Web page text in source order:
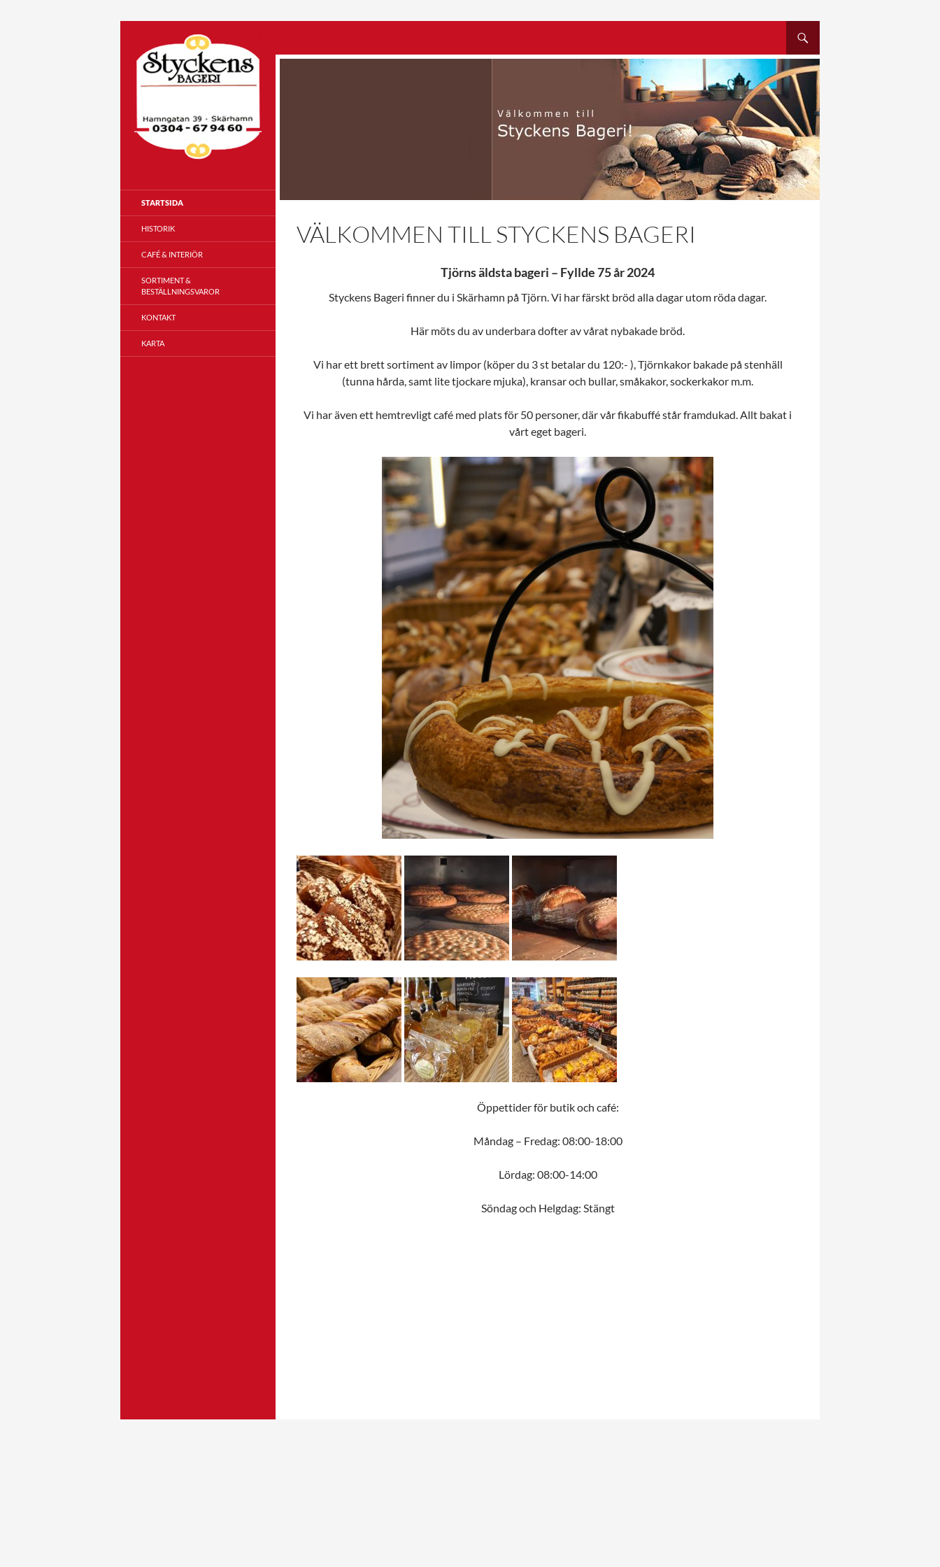
VÄLKOMMEN TILL STYCKENS BAGERI
Tjörns äldsta bageri – Fyllde 75 år 2024
Styckens Bageri finner du i Skärhamn på Tjörn. Vi har färskt bröd alla dagar utom röda dagar.
Här möts du av underbara dofter av vårat nybakade bröd.
Vi har ett brett sortiment av limpor (köper du 3 st betalar du 120:- ), Tjörnkakor bakade på stenhäll
(tunna hårda, samt lite tjockare mjuka), kransar och bullar, småkakor, sockerkakor m.m.
Vi har även ett hemtrevligt café med plats för 50 personer, där vår fikabuffé står framdukad. Allt bakat i
vårt eget bageri.
Öppettider för butik och café:
Måndag – Fredag: 08:00-18:00
Lördag: 08:00-14:00
Söndag och Helgdag: Stängt
STARTSIDA
HISTORIK
CAFÉ & INTERIÖR
SORTIMENT &
BESTÄLLNINGSVAROR
KONTAKT
KARTA